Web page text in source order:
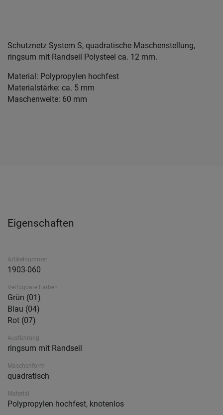
Schutznetz System S, quadratische Maschenstellung,
ringsum mit Randseil Polysteel ca. 12 mm.
Material: Polypropylen hochfest
Materialstärke: ca. 5 mm
Maschenweite: 60 mm
Eigenschaften
Artikelnummer
1903-060
Verfügbare Farben
Grün (01)
Blau (04)
Rot (07)
Ausführung
ringsum mit Randseil
Maschenform
quadratisch
Material
Polypropylen hochfest, knotenlos